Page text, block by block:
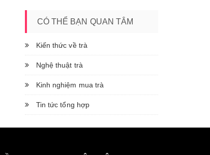
CÓ THỂ BẠN QUAN TÂM
Kiến thức về trà
Nghệ thuật trà
Kinh nghiệm mua trà
Tin tức tổng hợp